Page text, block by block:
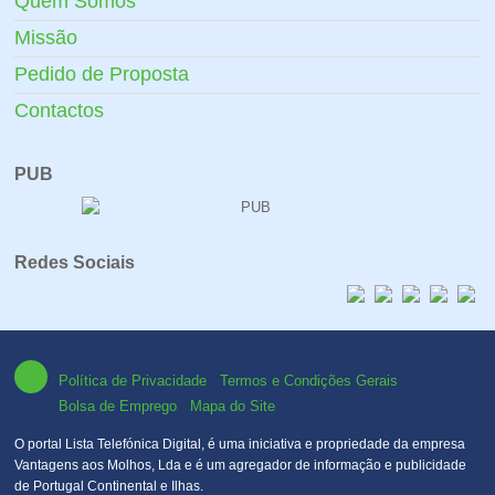
Missão
Pedido de Proposta
Contactos
PUB
Redes Sociais
Política de Privacidade
Termos e Condições Gerais
Bolsa de Emprego
Mapa do Site
O portal Lista Telefónica Digital, é uma iniciativa e propriedade da empresa
Vantagens aos Molhos, Lda e é um agregador de informação e publicidade
de Portugal Continental e Ilhas.